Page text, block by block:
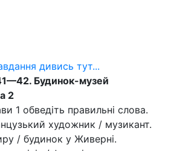
дивись тут...
Будинок-музей
2
1 обведіть правильні слова.
художник / музикант.
/ будинок у Живерні.